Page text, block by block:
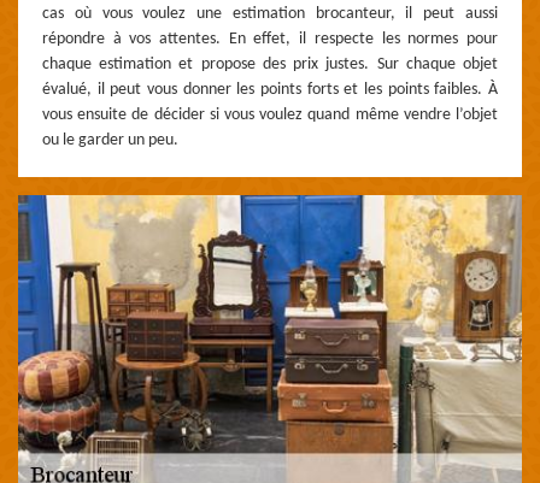
cas où vous voulez une estimation brocanteur, il peut aussi
répondre à vos attentes. En effet, il respecte les normes pour
chaque estimation et propose des prix justes. Sur chaque objet
évalué, il peut vous donner les points forts et les points faibles. À
vous ensuite de décider si vous voulez quand même vendre l’objet
ou le garder un peu.